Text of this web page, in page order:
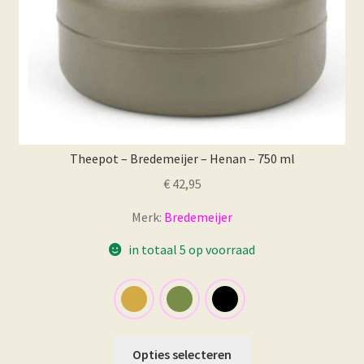
Theepot – Bredemeijer – Henan – 750 ml
€42,95
Merk: Bredemeijer
in totaal 5 op voorraad
Opties selecteren